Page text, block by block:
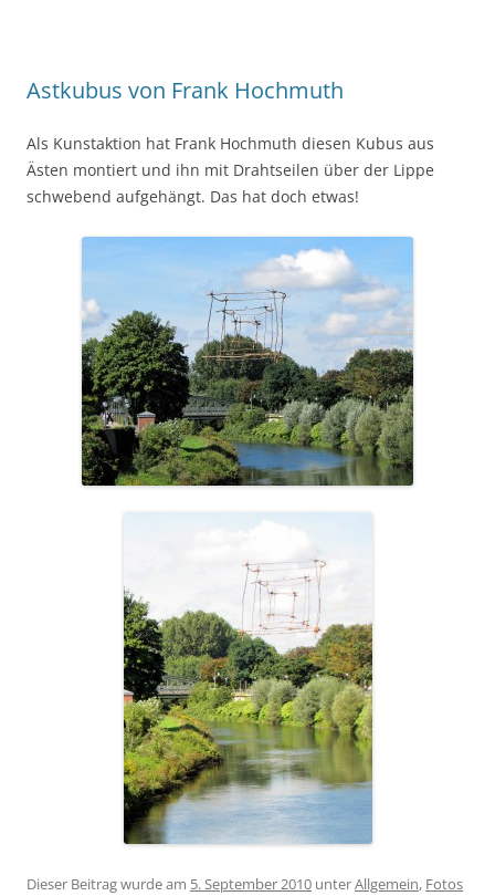
Astkubus von Frank Hochmuth
Als Kunstaktion hat Frank Hochmuth diesen Kubus aus
Ästen montiert und ihn mit Drahtseilen über der Lippe
schwebend aufgehängt. Das hat doch etwas!
Dieser Beitrag wurde am 5. September 2010 unterAllgemein, Fotos